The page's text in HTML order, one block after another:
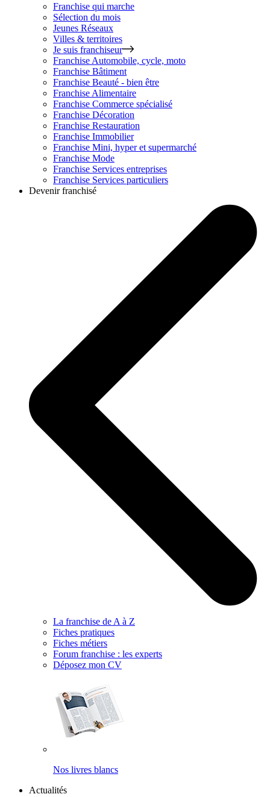
Franchise qui marche
Sélection du mois
Jeunes Réseaux
Villes & territoires
Je suis franchiseur
Franchise Automobile, cycle, moto
Franchise Bâtiment
Franchise Beauté - bien être
Franchise Alimentaire
Franchise Commerce spécialisé
Franchise Décoration
Franchise Restauration
Franchise Immobilier
Franchise Mini, hyper et supermarché
Franchise Mode
Franchise Services entreprises
Franchise Services particuliers
Devenir franchisé
La franchise de A à Z
Fiches pratiques
Fiches métiers
Forum franchise : les experts
Déposez mon CV
Nos livres blancs
Actualités